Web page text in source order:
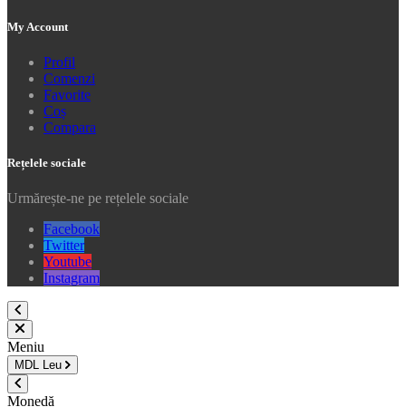
My Account
Profil
Comenzi
Favorite
Coș
Compara
Rețelele sociale
Urmărește-ne pe rețelele sociale
Facebook
Twitter
Youtube
Instagram
Meniu
MDL Leu
Monedă